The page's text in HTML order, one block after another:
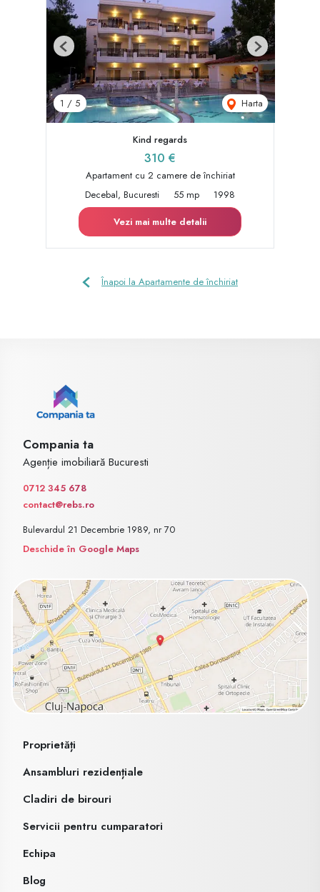
1 / 5 Harta
Previous Next
Kind regards
310 €
Apartament cu 2 camere de închiriat
Decebal, Bucuresti
55 mp
1998
Vezi mai multe detalii
Înapoi la Apartamente de închiriat
Compania ta
Agenție imobiliară Bucuresti
0712 345 678
contact@rebs.ro
Bulevardul 21 Decembrie 1989, nr 70
Deschide în Google Maps
Proprietăți
Ansambluri rezidențiale
Cladiri de birouri
Servicii pentru cumparatori
Echipa
Blog